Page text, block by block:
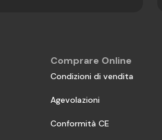
Comprare Online
Condizioni di vendita
Agevolazioni
Conformità CE